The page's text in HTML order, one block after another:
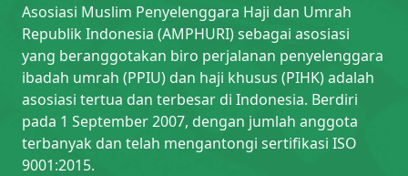
Asosiasi Muslim Penyelenggara Haji dan Umrah
Republik Indonesia (AMPHURI) sebagai asosiasi
yang beranggotakan biro perjalanan penyelenggara
ibadah umrah (PPIU) dan haji khusus (PIHK) adalah
asosiasi tertua dan terbesar di Indonesia. Berdiri
pada 1 September 2007, dengan jumlah anggota
terbanyak dan telah mengantongi sertifikasi ISO
9001:2015.